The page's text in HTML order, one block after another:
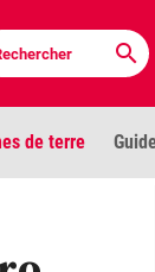
de terre